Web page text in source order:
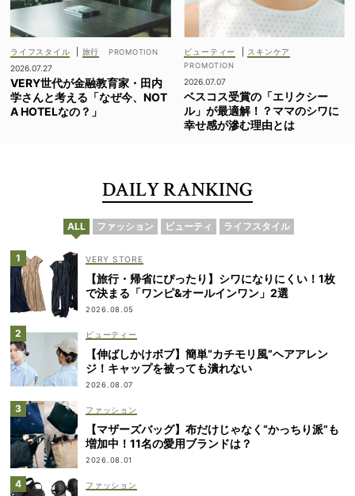
ライフスタイル
旅行
2026.07.27
VERY世代が金融教育家・田内
学さんと考える「なぜ今、NOT
A HOTELなの？」
ビューティー スキンケア
2026.07.07
ベスコス受賞の「エリクシー
ル」が最適解！？ママのシワに
幸せ感が滲む理由とは
DAILY RANKING
ALL ファッション ビューティ ライフスタイル
VERY STORE
【旅行・帰省にぴったり】シワになりにくい！1枚
で決まる「ワンピ&オールインワン」2選
2026.08.05
ビューティー
【伸ばしかけボブ】簡単“カチモリ風”ヘアアレン
ジ！キャップを被っても潰れない
2026.08.07
ファッション
【マザーズバッグ】布だけじゃなく“かっちり派”も
増加中！11名の愛用ブランドは？
2026.08.01
ファッション